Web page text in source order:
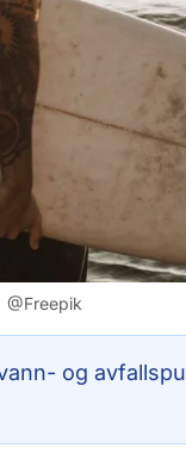
@Freepik
og